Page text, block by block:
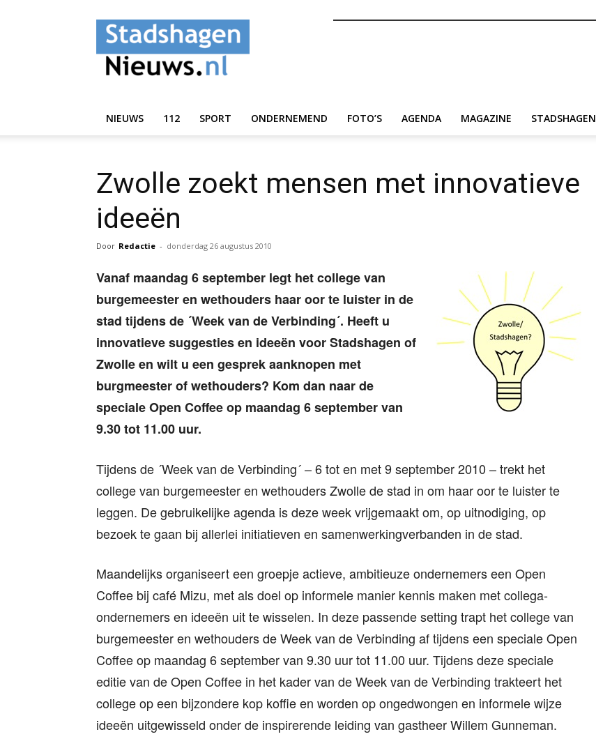
StadshagenNieuws.nl
NIEUWS 112 SPORT ONDERNEMEND FOTO’S AGENDA MAGAZINE STADSHAGEN
Zwolle zoekt mensen met innovatieve
ideeën
Door Redactie - donderdag 26 augustus 2010
Vanaf maandag 6 september legt het college van
burgemeester en wethouders haar oor te luister in de
stad tijdens de ´Week van de Verbinding´. Heeft u
innovatieve suggesties en ideeën voor Stadshagen of
Zwolle en wilt u een gesprek aanknopen met
burgmeester of wethouders? Kom dan naar de
speciale Open Coffee op maandag 6 september van
9.30 tot 11.00 uur.
Tijdens de ´Week van de Verbinding´ – 6 tot en met 9 september 2010 – trekt het
college van burgemeester en wethouders Zwolle de stad in om haar oor te luister te
leggen. De gebruikelijke agenda is deze week vrijgemaakt om, op uitnodiging, op
bezoek te gaan bij allerlei initiatieven en samenwerkingverbanden in de stad.
Maandelijks organiseert een groepje actieve, ambitieuze ondernemers een Open
Coffee bij café Mizu, met als doel op informele manier kennis maken met collega-
ondernemers en ideeën uit te wisselen. In deze passende setting trapt het college van
burgemeester en wethouders de Week van de Verbinding af tijdens een speciale Open
Coffee op maandag 6 september van 9.30 uur tot 11.00 uur. Tijdens deze speciale
editie van de Open Coffee in het kader van de Week van de Verbinding trakteert het
college op een bijzondere kop koffie en worden op ongedwongen en informele wijze
ideeën uitgewisseld onder de inspirerende leiding van gastheer Willem Gunneman.